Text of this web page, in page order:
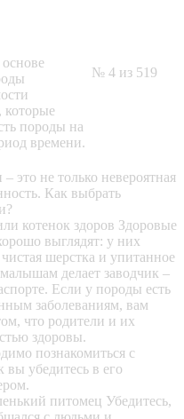
которые
породы на
времени.
№ 4 из 519
это не только невероятная
Как выбрать
котенок здоров Здоровые
выглядят: у них
шерстка и упитанное
делает заводчик –
Если у породы есть
заболеваниям, вам
что родители и их
здоровы.
познакомиться с
убедитесь в его
питомец Убедитесь,